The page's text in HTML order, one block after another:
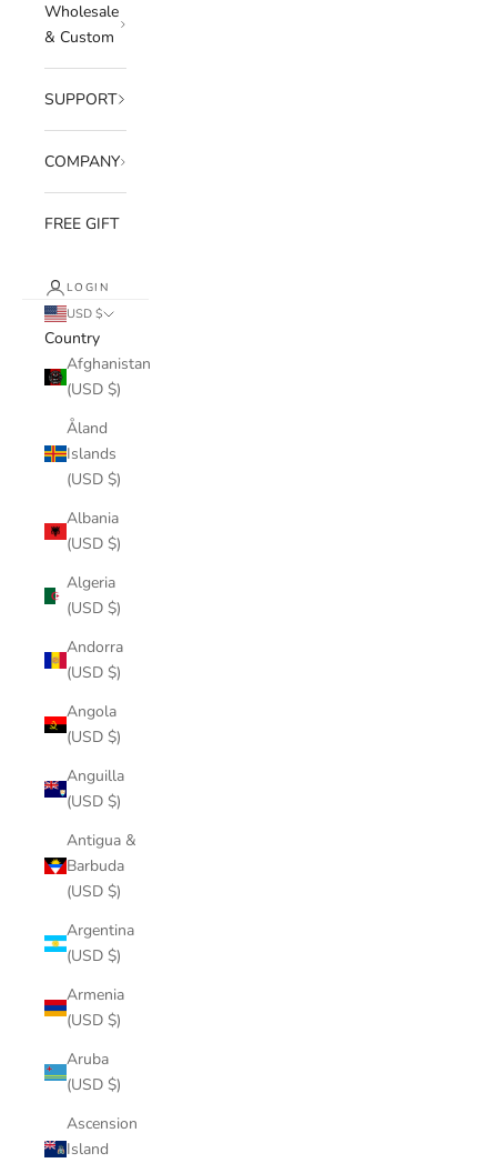
Wholesale
& Custom
SUPPORT
COMPANY
FREE GIFT
LOGIN
USD $
Country
Afghanistan
(USD $)
Åland
Islands
(USD $)
Albania
(USD $)
Algeria
(USD $)
Andorra
(USD $)
Angola
(USD $)
Anguilla
(USD $)
Antigua &
Barbuda
(USD $)
Argentina
(USD $)
Armenia
(USD $)
Aruba
(USD $)
Ascension
Island